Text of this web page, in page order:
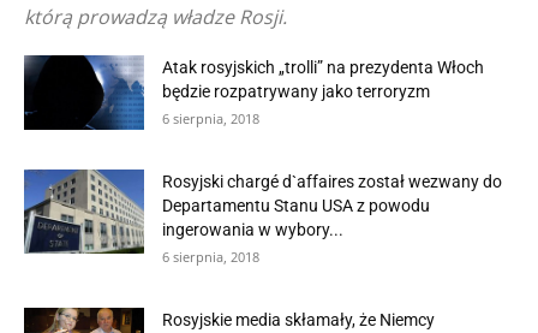
którą prowadzą władze Rosji.
Atak rosyjskich „trolli” na prezydenta Włoch
będzie rozpatrywany jako terroryzm
6 sierpnia, 2018
Rosyjski chargé d`affaires został wezwany do
Departamentu Stanu USA z powodu
ingerowania w wybory...
6 sierpnia, 2018
Rosyjskie media skłamały, że Niemcy